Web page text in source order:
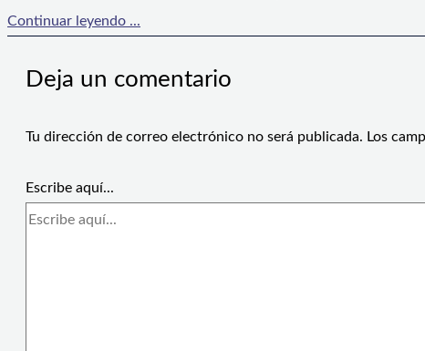
Continuar leyendo ...
Deja un comentario
Tu dirección de correo electrónico no será publicada. Los
Escribe aquí...